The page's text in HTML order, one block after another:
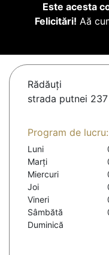
Este acesta
Felicitări! Aă
Rădăuţi
strada putnei 237
Program de lucru:
Luni
Marți
Miercuri
Joi
Vineri
Sâmbătă
Duminică